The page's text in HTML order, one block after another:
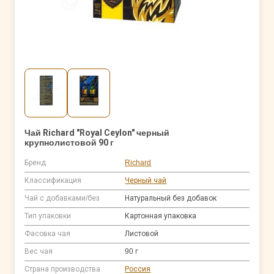
Чай Richard "Royal Ceylon" черный
крупнолистовой 90 г
Бренд Richard
Классификация Черный чай
Чай с добавками/без Натуральный без добавок
Тип упаковки Картонная упаковка
Фасовка чая Листовой
Вес чая 90 г
Страна производства Россия